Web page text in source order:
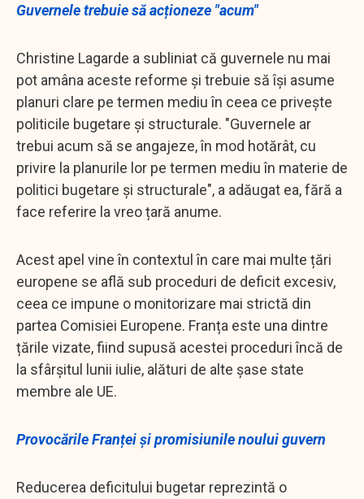
Guvernele trebuie să acționeze "acum"
Christine Lagarde a subliniat că guvernele nu mai
pot amâna aceste reforme și trebuie să își asume
planuri clare pe termen mediu în ceea ce privește
politicile bugetare și structurale. "Guvernele ar
trebui acum să se angajeze, în mod hotărât, cu
privire la planurile lor pe termen mediu în materie de
politici bugetare și structurale", a adăugat ea, fără a
face referire la vreo țară anume.
Acest apel vine în contextul în care mai multe țări
europene se află sub proceduri de deficit excesiv,
ceea ce impune o monitorizare mai strictă din
partea Comisiei Europene. Franța este una dintre
țările vizate, fiind supusă acestei proceduri încă de
la sfârșitul lunii iulie, alături de alte șase state
membre ale UE.
Provocările Franței și promisiunile noului guvern
Reducerea deficitului bugetar reprezintă o